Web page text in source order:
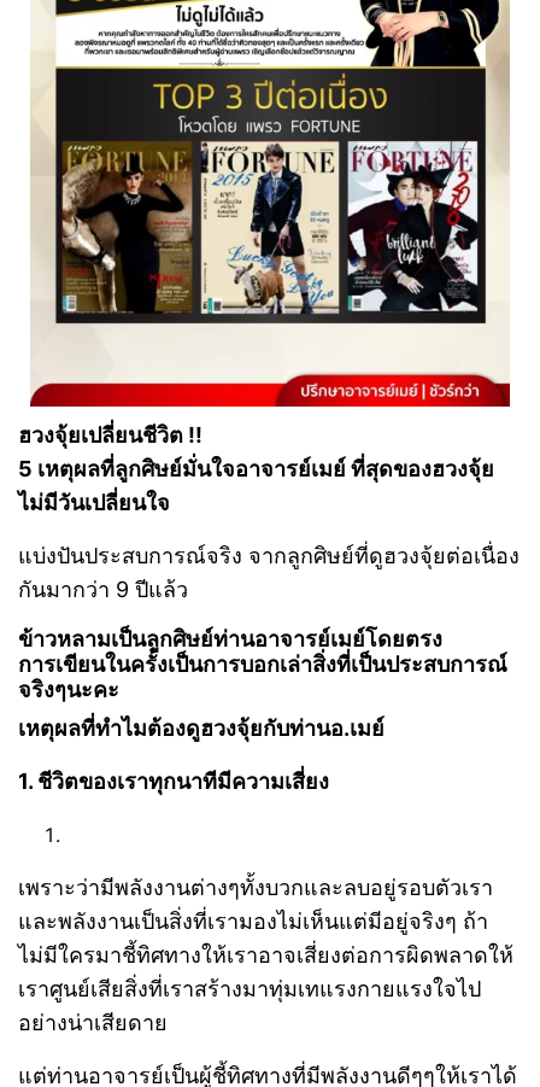
ฮวงจุ้ยเปลี่ยนชีวิต !!
5 เหตุผลที่ลูกศิษย์มั่นใจอาจารย์เมย์ ที่สุดของฮวงจุ้ย
ไม่มีวันเปลี่ยนใจ
แบ่งปันประสบการณ์จริง จากลูกศิษย์ที่ดูฮวงจุ้ยต่อเนื่อง
กันมากว่า 9 ปีแล้ว
ข้าวหลามเป็นลูกศิษย์ท่านอาจารย์เมย์โดยตรง
การเขียนในครั้งเป็นการบอกเล่าสิ่งที่เป็นประสบการณ์
จริงๆนะคะ
เหตุผลที่ทำไมต้องดูฮวงจุ้ยกับท่านอ.เมย์
1. ชีวิตของเราทุกนาทีมีความเสี่ยง
เพราะว่ามีพลังงานต่างๆทั้งบวกและลบอยู่รอบตัวเรา
และพลังงานเป็นสิ่งที่เรามองไม่เห็นแต่มีอยู่จริงๆ ถ้า
ไม่มีใครมาชี้ทิศทางให้เราอาจเสี่ยงต่อการผิดพลาดให้
เราศูนย์เสียสิ่งที่เราสร้างมาทุ่มเทแรงกายแรงใจไป
อย่างน่าเสียดาย
แต่ท่านอาจารย์เป็นผู้ชี้ทิศทางที่มีพลังงานดีๆๆให้เราได้